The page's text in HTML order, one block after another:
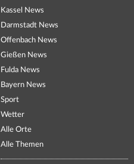
Kassel News
Darmstadt News
Offenbach News
Gießen News
Fulda News
Bayern News
Sport
Wetter
Alle Orte
Alle Themen